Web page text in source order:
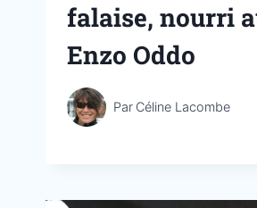
falaise, nourri
Enzo Oddo
Par Céline Lacombe